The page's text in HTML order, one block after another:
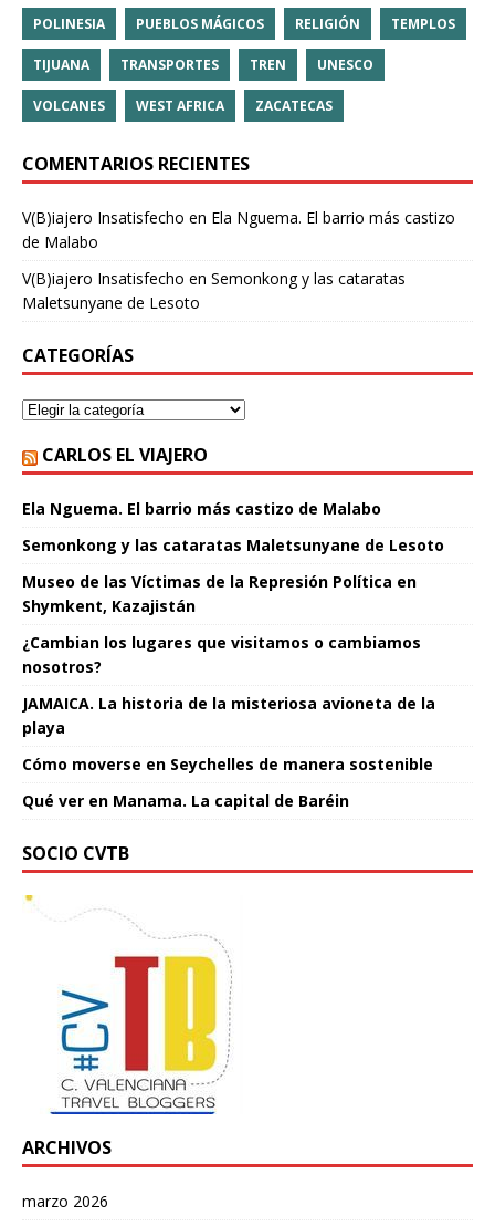
POLINESIA PUEBLOS MÁGICOS RELIGIÓN TEMPLOS
TIJUANA TRANSPORTES TREN UNESCO
VOLCANES WEST AFRICA ZACATECAS
COMENTARIOS RECIENTES
V(B)iajero Insatisfecho en Ela Nguema. El barrio más castizo
de Malabo
V(B)iajero Insatisfecho en Semonkong y las cataratas
Maletsunyane de Lesoto
CATEGORÍAS
CARLOS EL VIAJERO
Ela Nguema. El barrio más castizo de Malabo
Semonkong y las cataratas Maletsunyane de Lesoto
Museo de las Víctimas de la Represión Política en
Shymkent, Kazajistán
¿Cambian los lugares que visitamos o cambiamos
nosotros?
JAMAICA. La historia de la misteriosa avioneta de la
playa
Cómo moverse en Seychelles de manera sostenible
Qué ver en Manama. La capital de Baréin
SOCIO CVTB
ARCHIVOS
marzo 2026